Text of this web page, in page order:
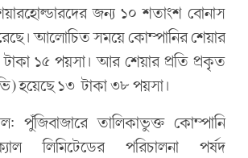
জন্য ১০ শতাংশ বোনাস
আলোচিত সময়ে কোম্পানির শেয়ার
১৫ পয়সা। আর শেয়ার প্রতি প্রকৃত
হয়েছে ১৩ টাকা ৩৮ পয়সা।
পুঁজিবাজারে তালিকাভুক্ত কোম্পানি
লিমিটেডের পরিচালনা পর্ষদ